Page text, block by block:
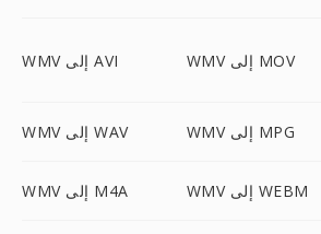
WMV إلى AVI WMV إلى MOV
WMV إلى WAV WMV إلى MPG
WMV إلى M4A WMV إلى WEBM